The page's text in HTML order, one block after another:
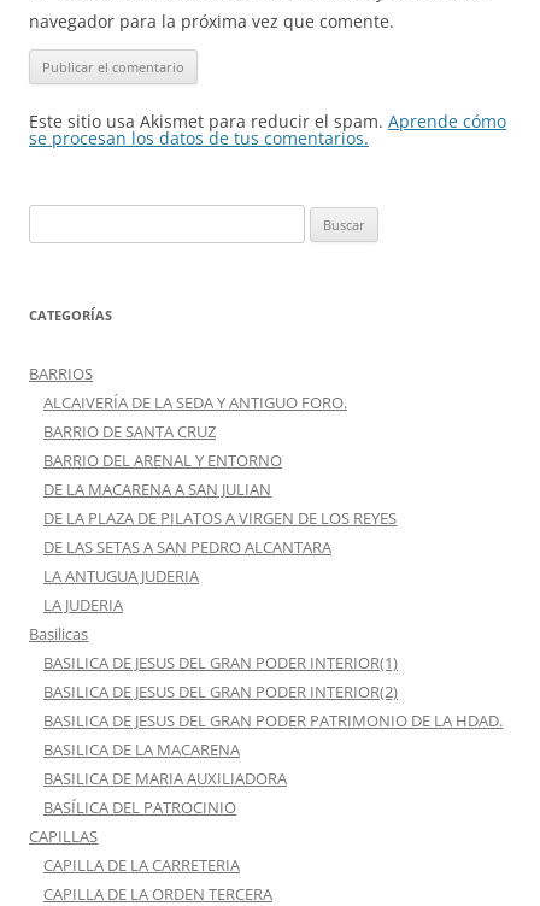
navegador para la próxima vez que comente.
Este sitio usa Akismet para reducir el spam. Aprende cómo
se procesan los datos de tus comentarios.
CATEGORÍAS
BARRIOS
ALCAIVERÍA DE LA SEDA Y ANTIGUO FORO.
BARRIO DE SANTA CRUZ
BARRIO DEL ARENAL Y ENTORNO
DE LA MACARENA A SAN JULIAN
DE LA PLAZA DE PILATOS A VIRGEN DE LOS REYES
DE LAS SETAS A SAN PEDRO ALCANTARA
LA ANTUGUA JUDERIA
LA JUDERIA
Basilicas
BASILICA DE JESUS DEL GRAN PODER INTERIOR(1)
BASILICA DE JESUS DEL GRAN PODER INTERIOR(2)
BASILICA DE JESUS DEL GRAN PODER PATRIMONIO DE LA HDAD.
BASILICA DE LA MACARENA
BASILICA DE MARIA AUXILIADORA
BASÍLICA DEL PATROCINIO
CAPILLAS
CAPILLA DE LA CARRETERIA
CAPILLA DE LA ORDEN TERCERA